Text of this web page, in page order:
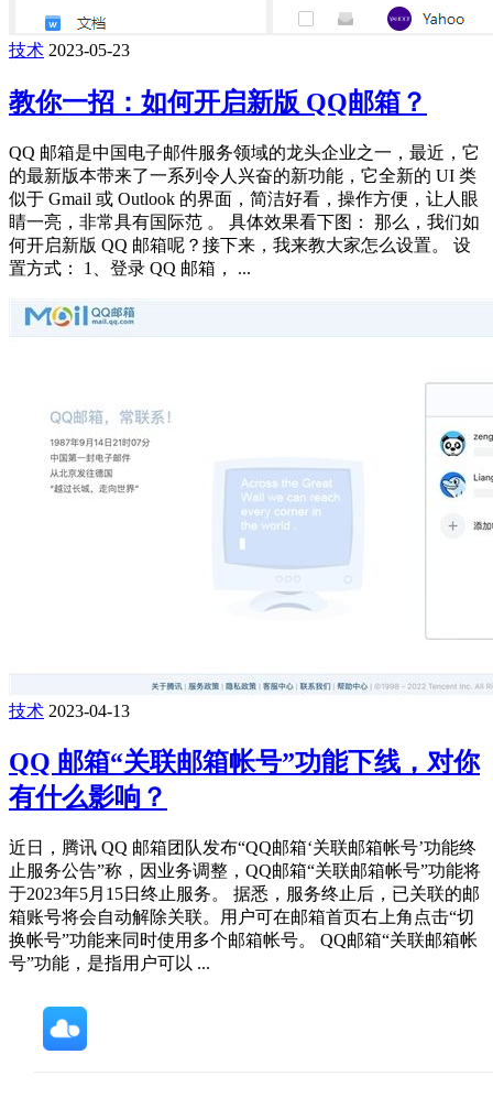
技术 2023-05-23
教你一招：如何开启新版 QQ邮箱？
QQ 邮箱是中国电子邮件服务领域的龙头企业之一，最近，它
的最新版本带来了一系列令人兴奋的新功能，它全新的 UI 类
似于 Gmail 或 Outlook 的界面，简洁好看，操作方便，让人眼
睛一亮，非常具有国际范 。 具体效果看下图： 那么，我们如
何开启新版 QQ 邮箱呢？接下来，我来教大家怎么设置。 设
置方式： 1、登录 QQ 邮箱， ...
技术 2023-04-13
QQ 邮箱“关联邮箱帐号”功能下线，对你
有什么影响？
近日，腾讯 QQ 邮箱团队发布“QQ邮箱‘关联邮箱帐号’功能终
止服务公告”称，因业务调整，QQ邮箱“关联邮箱帐号”功能将
于2023年5月15日终止服务。 据悉，服务终止后，已关联的邮
箱账号将会自动解除关联。用户可在邮箱首页右上角点击“切
换帐号”功能来同时使用多个邮箱帐号。 QQ邮箱“关联邮箱帐
号”功能，是指用户可以 ...